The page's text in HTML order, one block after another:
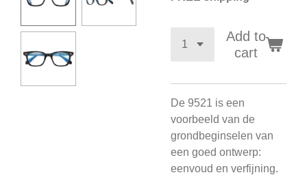
Add to
cart
De 9521 is een
voorbeeld van de
grondbeginselen van
een goed ontwerp:
eenvoud en verfijning.